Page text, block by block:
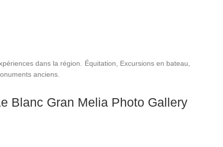
dans la région.
Équitation, Excursions en bateau,
anciens.
Blanc Gran Melia Photo Gallery